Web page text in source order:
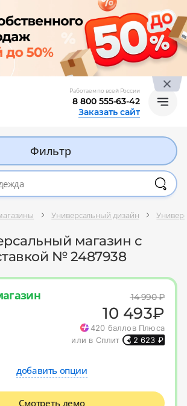
Работаем по всей России
8 800 555-63-42
Заказать сайт
Фильтр
Универсальный дизайн
магазин с
№ 2487938
14 990₽
10 493₽
420 баллов Плюса
или в Сплит
2 623 ₽
добавить опции
Смотреть демо